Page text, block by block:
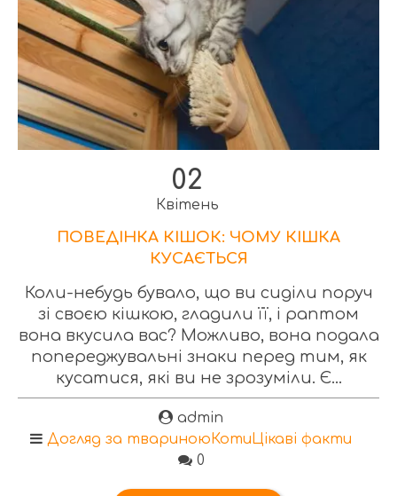
02
Квітень
ПОВЕДІНКА КІШОК: ЧОМУ КІШКА
КУСАЄТЬСЯ
Коли-небудь бувало, що ви сиділи поруч
зі своєю кішкою, гладили її, і раптом
вона вкусила вас? Можливо, вона подала
попереджувальні знаки перед тим, як
кусатися, які ви не зрозуміли. Є...
admin
Догляд за твариноюКоти Цікаві факти
0